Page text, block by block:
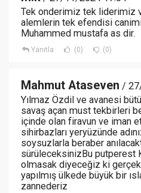
Tek onderimiz tek liderimiz
alemlerin tek efendisi
Muhammed mustafa as dir.
Yanıtla (0) (0)
Mahmut Ataseven /
Yılmaz Özdil ve avanesi
savaş açan must tekbirleri
içinde olan firavun ve iman
sihirbazları yeryüzünde
soysuzlarla beraber
sürüleceksinizBu putperest
olmasak diyeceğiz ki
yapılmış ülkede büyük bir
zannederiz